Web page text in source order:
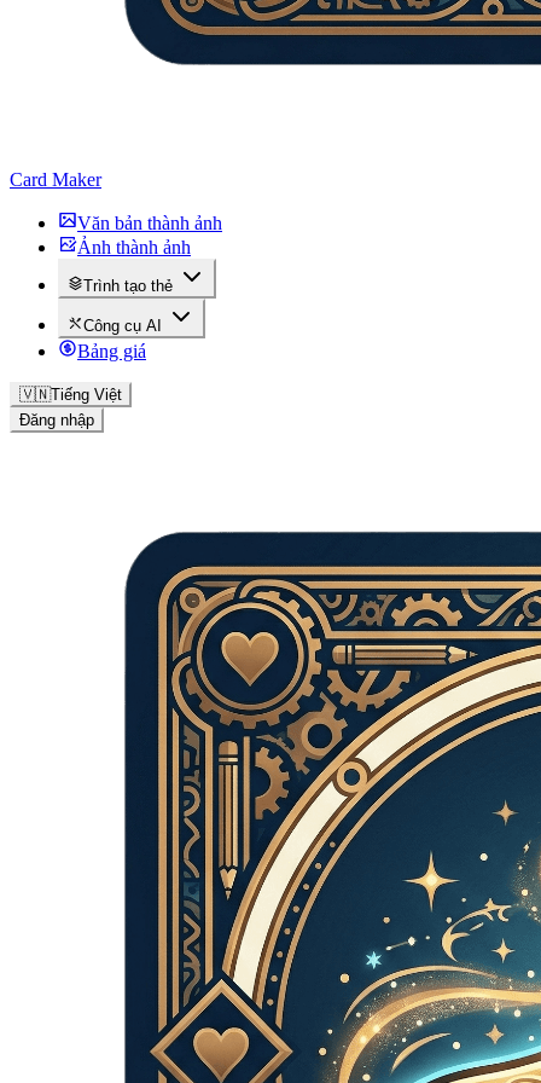
Card Maker
Văn bản thành ảnh
Ảnh thành ảnh
Trình tạo thẻ
Công cụ AI
Bảng giá
🇻🇳Tiếng Việt
Đăng nhập